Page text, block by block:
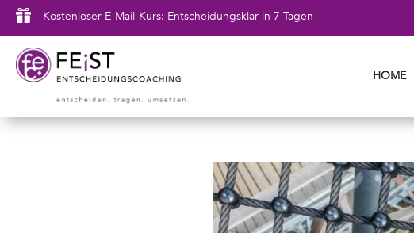
 Kostenloser E-Mail-Kurs: Entscheidungsklar in 7 Tagen
HOME